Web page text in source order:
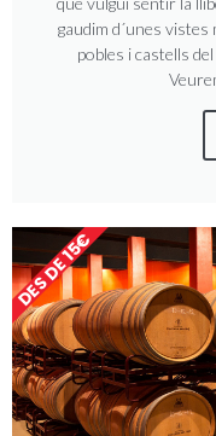
gaudim d´unes
pobles i castells
DES DE 15€